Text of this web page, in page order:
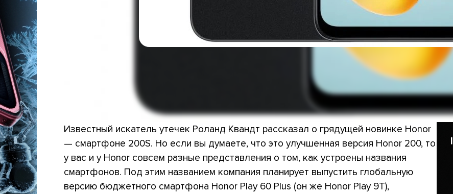
Известный искатель утечек Роланд Квандт рассказал о грядущей новинке Honor
— смартфоне 200S. Но если вы думаете, что это улучшенная версия Honor 200, то
у вас и у Honor совсем разные представления о том, как устроены названия
смартфонов. Под этим названием компания планирует выпустить глобальную
версию бюджетного смартфона Honor Play 60 Plus (он же Honor Play 9T),